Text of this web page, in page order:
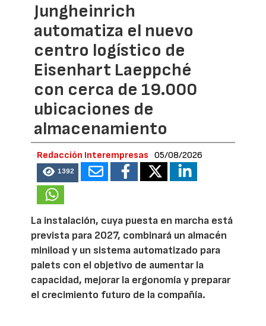
Jungheinrich
automatiza el nuevo
centro logístico de
Eisenhart Laeppché
con cerca de 19.000
ubicaciones de
almacenamiento
Redacción Interempresas 05/08/2026
1392
La instalación, cuya puesta en marcha está
prevista para 2027, combinará un almacén
miniload y un sistema automatizado para
palets con el objetivo de aumentar la
capacidad, mejorar la ergonomía y preparar
el crecimiento futuro de la compañía.